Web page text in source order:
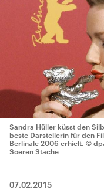
Sandra Hüller küsst den
beste Darstellerin für den
Berlinale 2006 erhielt. ©
Soeren Stache
07.02.2015